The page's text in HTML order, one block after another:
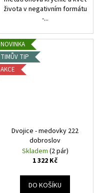
života v negativním formátu
-...
NOVINKA
TIMŮV TIP
AKCE
Dvojice - medovky 222
dobroslov
Skladem (2 pár)
1 322 Kč
DO KOŠÍKU